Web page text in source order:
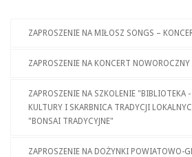
ZAPROSZENIE NA MIŁOSZ SONGS –
ZAPROSZENIE NA KONCERT
ZAPROSZENIE NA SZKOLENIE "BIBLIOTEKA
KULTURY I SKARBNICA TRADYCJI
"BONSAI TRADYCYJNE"
ZAPROSZENIE NA DOŻYNKI POWIATOWO-